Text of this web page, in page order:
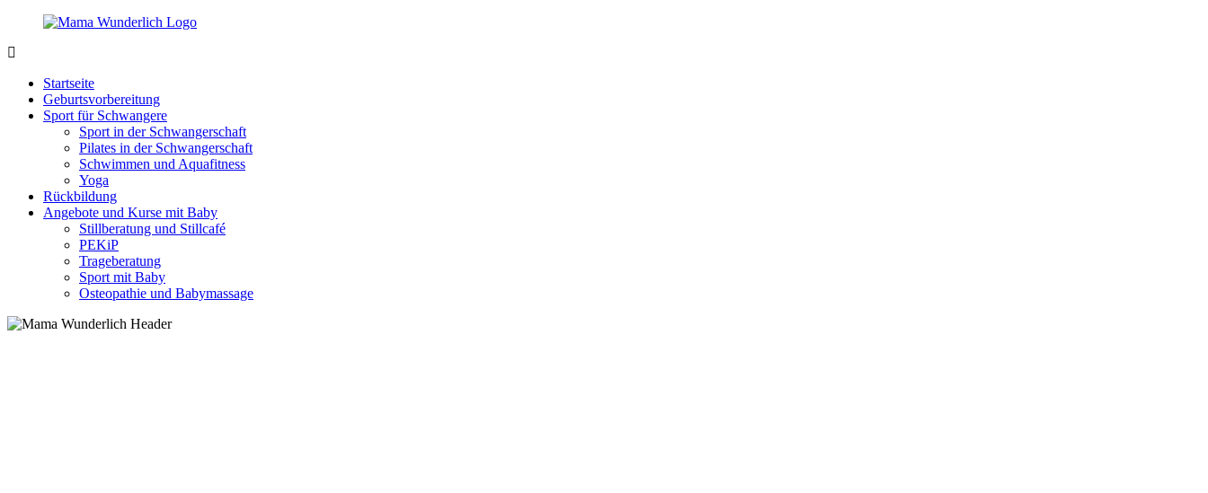
Zurück
Inhalt
sein
wunderbar!
Startseite
Geburtsvorbereitung
Sport für Schwangere
Sport in der Schwangerschaft
Pilates in der Schwangerschaft
Schwimmen und Aquafitness
Yoga
Rückbildung
Angebote und Kurse mit Baby
Stillberatung und Stillcafé
PEKiP
Trageberatung
Sport mit Baby
Osteopathie und Babymassage